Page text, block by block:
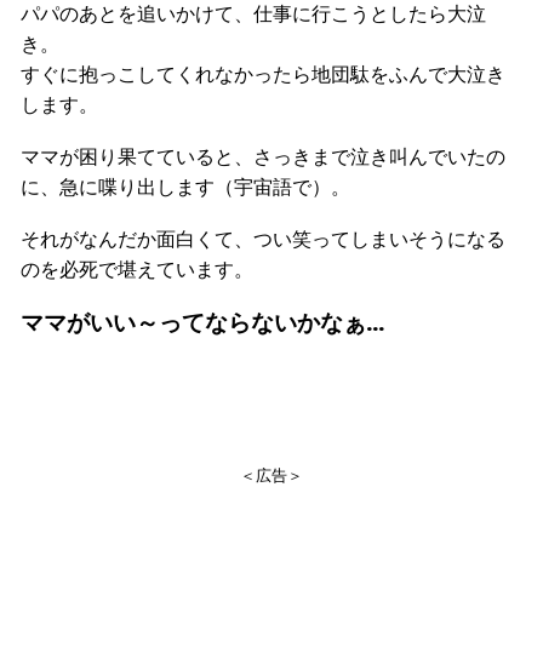
パパのあとを追いかけて、仕事に行こうとしたら大泣
き。
すぐに抱っこしてくれなかったら地団駄をふんで大泣き
します。
ママが困り果てていると、さっきまで泣き叫んでいたの
に、急に喋り出します（宇宙語で）。
それがなんだか面白くて、つい笑ってしまいそうになる
のを必死で堪えています。
ママがいい～ってならないかなぁ...
＜広告＞